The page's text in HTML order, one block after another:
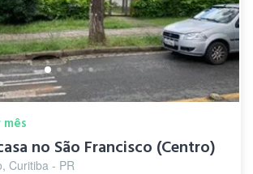
mês
no São Francisco (Centro)
Curitiba - PR